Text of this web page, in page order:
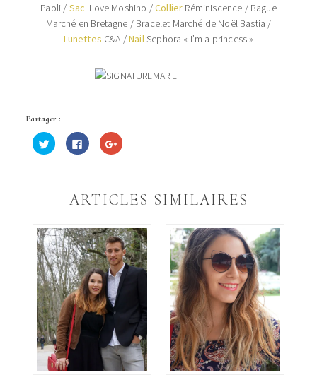
Paoli / Sac Love Moshino /Collier Réminiscence / Bague
Marché en Bretagne / Bracelet Marché de Noël Bastia /
Lunettes C&A /NailSephora « I’m a princess »
Partager :
Cliquez
pour
partager
nouvelle
fenêtre)
Cliquez
pour
partager
une
nouvelle
fenêtre)
Cliquez
pour
dans
une
nouvelle
ARTICLES SIMILAIRES